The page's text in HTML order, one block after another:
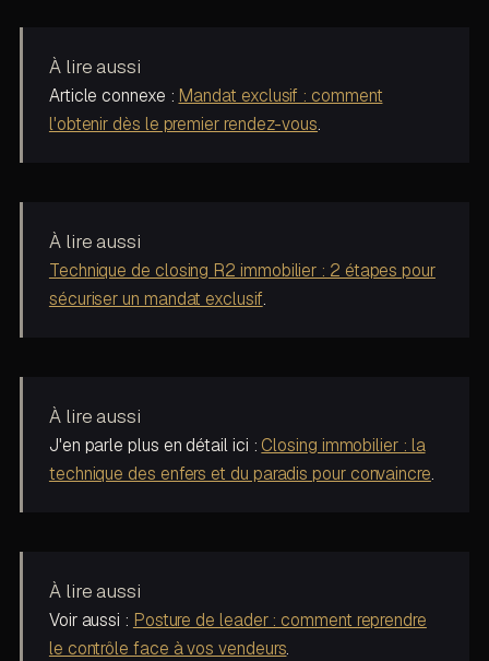
À lire aussi
Article connexe : Mandat exclusif : comment
l'obtenir dès le premier rendez-vous.
À lire aussi
Technique de closing R2 immobilier : 2 étapes pour
sécuriser un mandat exclusif.
À lire aussi
J'en parle plus en détail ici : Closing immobilier : la
technique des enfers et du paradis pour convaincre.
À lire aussi
Voir aussi : Posture de leader : comment reprendre
le contrôle face à vos vendeurs.